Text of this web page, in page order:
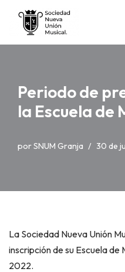
Saltar
al
Periodo de
la Escuela de
porSNUM Granja 30 de
La Sociedad Nueva Unión
inscripción de su Escuela de
2022.